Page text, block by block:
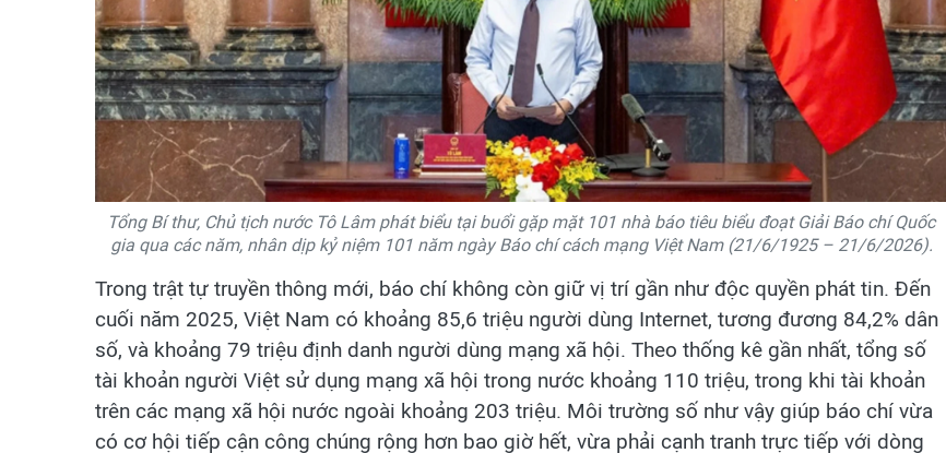
Tổng Bí thư, Chủ tịch nước Tô Lâm phát biểu tại buổi gặp mặt 101 nhà báo tiêu biểu đoạt Giải Báo chí Quốc
gia qua các năm, nhân dịp kỷ niệm 101 năm ngày Báo chí cách mạng Việt Nam (21/6/1925 – 21/6/2026).
Trong trật tự truyền thông mới, báo chí không còn giữ vị trí gần như độc quyền phát tin. Đến
cuối năm 2025, Việt Nam có khoảng 85,6 triệu người dùng Internet, tương đương 84,2% dân
số, và khoảng 79 triệu định danh người dùng mạng xã hội. Theo thống kê gần nhất, tổng số
tài khoản người Việt sử dụng mạng xã hội trong nước khoảng 110 triệu, trong khi tài khoản
trên các mạng xã hội nước ngoài khoảng 203 triệu. Môi trường số như vậy giúp báo chí vừa
có cơ hội tiếp cận công chúng rộng hơn bao giờ hết, vừa phải cạnh tranh trực tiếp với dòng